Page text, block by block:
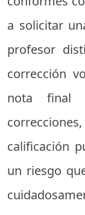
a solicitar
profesor
corrección
nota final
calificación
un riesgo